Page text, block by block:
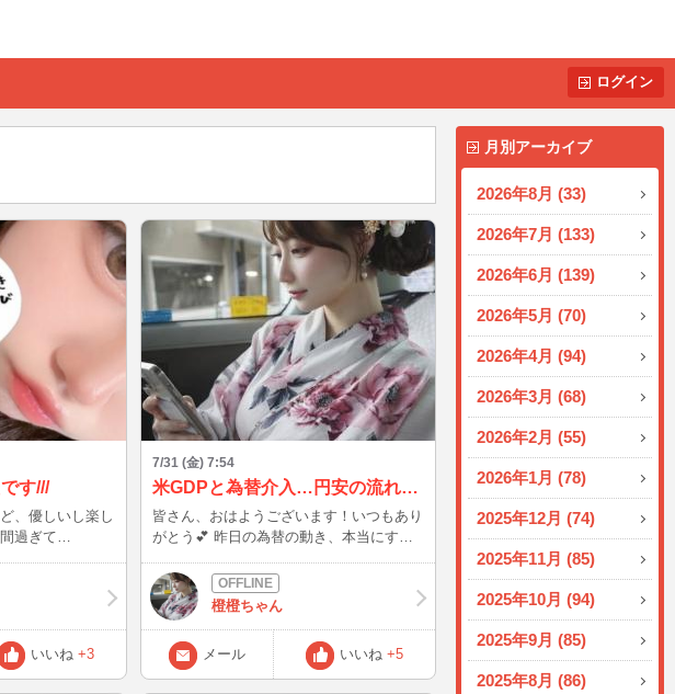
ログイン
月別アーカイブ
2026年8月 (33)
2026年7月 (133)
2026年6月 (139)
2026年5月 (70)
2026年4月 (94)
2026年3月 (68)
2026年2月 (55)
2026年1月 (78)
2025年12月 (74)
2025年11月 (85)
2025年10月 (94)
2025年9月 (85)
2025年8月 (86)
す///
、優しいし楽し
過ぎて
になったらぜひ
また来週！！
いいね +3
7/31 (金) 7:54
米GDPと為替介入…円安の流れは変わる？📈💭
皆さん、おはようございます！いつもあり
がとう💕 昨日の為替の動き、本当にすご
が市場予想を下回って「ドル安」になった
絶妙なタイミングで、 政府・日銀が大規
模な円買い介入に踏み切ったみたいで
す…！🏛️✨ 一気に5円も円高になって、こ
れで1〜2ヶ月くらいは効果が続くのか
な…？とも思うんだけど、 やっぱり円買
橙橙ちゃん
メール いいね +5